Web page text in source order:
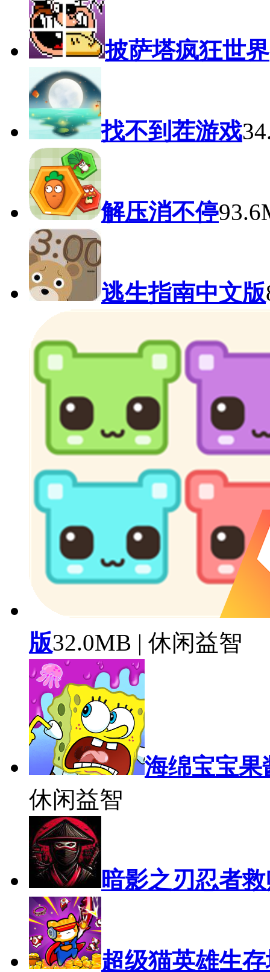
披萨塔疯狂世界
找不到茬游戏
解压消不停
逃生指南中文版
版32.0MB | 休闲益智
海绵宝宝果
休闲益智
暗影之刃忍者
超级猫英雄生